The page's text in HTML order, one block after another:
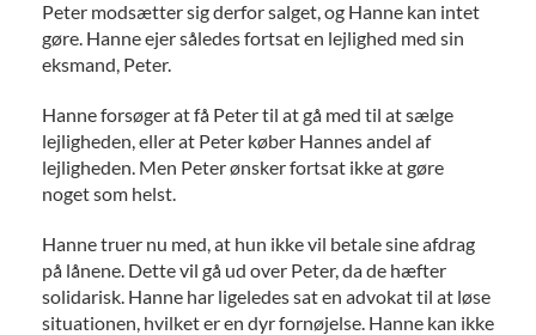
Peter modsætter sig derfor salget, og Hanne kan intet
gøre. Hanne ejer således fortsat en lejlighed med sin
eksmand, Peter.
Hanne forsøger at få Peter til at gå med til at sælge
lejligheden, eller at Peter køber Hannes andel af
lejligheden. Men Peter ønsker fortsat ikke at gøre
noget som helst.
Hanne truer nu med, at hun ikke vil betale sine afdrag
på lånene. Dette vil gå ud over Peter, da de hæfter
solidarisk. Hanne har ligeledes sat en advokat til at løse
situationen, hvilket er en dyr fornøjelse. Hanne kan ikke